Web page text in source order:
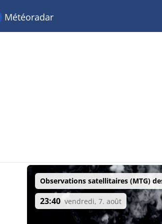
Météoradar
Observations satellitaires (MTG)
23:40 vendredi, 7. août